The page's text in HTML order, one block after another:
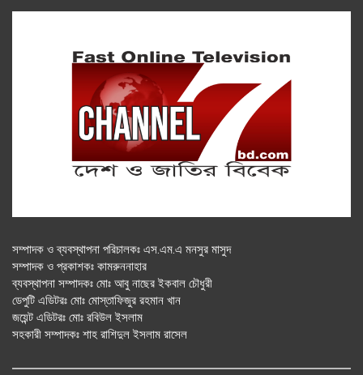
সম্পাদক ও ব্যবস্থাপনা পরিচালকঃ এস.এম.এ মনসুর মাসুদ
সম্পাদক ও প্রকাশকঃ কামরুননাহার
ব্যবস্থাপনা সম্পাদকঃ মোঃ আবু নাছের ইকবাল চৌধুরী
ডেপুটি এডিটরঃ মোঃ মোস্তাফিজুর রহমান খান
জয়েন্ট এডিটরঃ মোঃ রবিউল ইসলাম
সহকারী সম্পাদকঃ শাহ রাশিদুল ইসলাম রাসেল